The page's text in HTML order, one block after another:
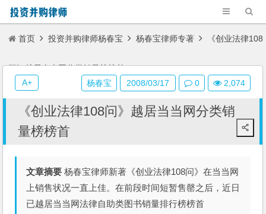
首页 投资并购律师杨春宝 杨春宝律师专著 《创业法律108
问》越居当当网分类销量榜榜首
《创业法律108问》越居当当网分类销
量榜榜首
文章摘要 杨春宝律师新著《创业法律108问》在当当网
上销售状况一直上佳。在前段时间短暂售罄之后，近日
已越居当当网法律自助类图书销量排行榜榜首
杨春宝 2008/03/17 0 2,074
A+